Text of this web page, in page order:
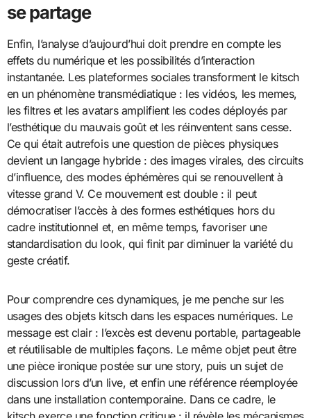
se partage
Enfin, l’analyse d’aujourd’hui doit prendre en compte les
effets du numérique et les possibilités d’interaction
instantanée. Les plateformes sociales transforment le kitsch
en un phénomène transmédiatique : les vidéos, les memes,
les filtres et les avatars amplifient les codes déployés par
l’esthétique du mauvais goût et les réinventent sans cesse.
Ce qui était autrefois une question de pièces physiques
devient un langage hybride : des images virales, des circuits
d’influence, des modes éphémères qui se renouvellent à
vitesse grand V. Ce mouvement est double : il peut
démocratiser l’accès à des formes esthétiques hors du
cadre institutionnel et, en même temps, favoriser une
standardisation du look, qui finit par diminuer la variété du
geste créatif.
Pour comprendre ces dynamiques, je me penche sur les
usages des objets kitsch dans les espaces numériques. Le
message est clair : l’excès est devenu portable, partageable
et réutilisable de multiples façons. Le même objet peut être
une pièce ironique postée sur une story, puis un sujet de
discussion lors d’un live, et enfin une référence réemployée
dans une installation contemporaine. Dans ce cadre, le